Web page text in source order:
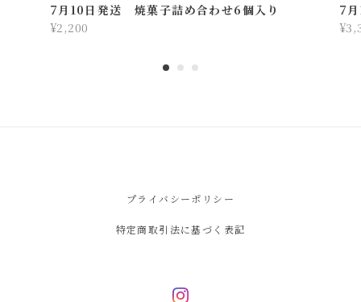
7月10日発送 焼菓子詰め合わせ6個入り
¥2,200
7
プライバシーポリシー
特定商取引法に基づく表記